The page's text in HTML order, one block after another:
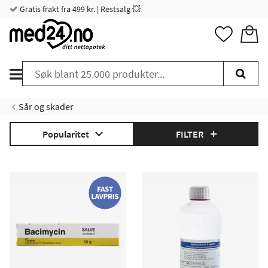
Gratis frakt fra 499 kr. | Restsalg 💥
Sår og skader
Popularitet FILTER